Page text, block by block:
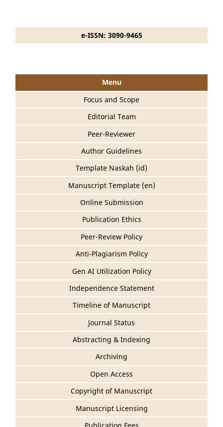
e-ISSN: 3090-9465
Menu
Focus and Scope
Editorial Team
Peer-Reviewer
Author Guidelines
Template Naskah (id)
Manuscript Template (en)
Online Submission
Publication Ethics
Peer-Review Policy
Anti-Plagiarism Policy
Gen AI Utilization Policy
Independence Statement
Timeline of Manuscript
Journal Status
Abstracting & Indexing
Archiving
Open Access
Copyright of Manuscript
Manuscript Licensing